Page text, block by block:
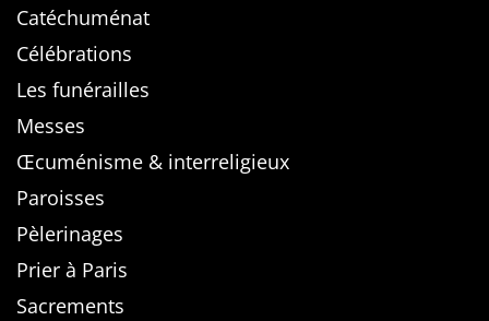
Catéchuménat
Célébrations
Les funérailles
Messes
Œcuménisme & interreligieux
Paroisses
Pèlerinages
Prier à Paris
Sacrements